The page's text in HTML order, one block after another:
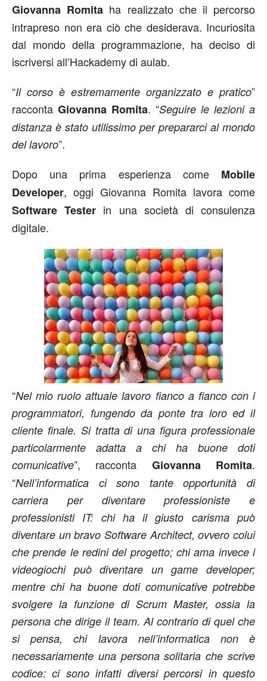
Giovanna Romita ha realizzato che il percorso
intrapreso non era ciò che desiderava. Incuriosita
dal mondo della programmazione, ha deciso di
iscriversi all’Hackademy di aulab.
“Il corso è estremamente organizzato e pratico”
racconta Giovanna Romita. “Seguire le lezioni a
distanza è stato utilissimo per prepararci al mondo
del lavoro”.
Dopo una prima esperienza come Mobile
Developer, oggi Giovanna Romita lavora come
Software Tester in una società di consulenza
digitale.
“Nel mio ruolo attuale lavoro fianco a fianco con i
programmatori, fungendo da ponte tra loro ed il
cliente finale. Si tratta di una figura professionale
particolarmente adatta a chi ha buone doti
comunicative”, racconta Giovanna Romita.
“Nell’informatica ci sono tante opportunità di
carriera per diventare professioniste e
professionisti IT: chi ha il giusto carisma può
diventare un bravo Software Architect, ovvero colui
che prende le redini del progetto; chi ama invece i
videogiochi può diventare un game developer;
mentre chi ha buone doti comunicative potrebbe
svolgere la funzione di Scrum Master, ossia la
persona che dirige il team. Al contrario di quel che
si pensa, chi lavora nell’informatica non è
necessariamente una persona solitaria che scrive
codice: ci sono infatti diversi percorsi in questo